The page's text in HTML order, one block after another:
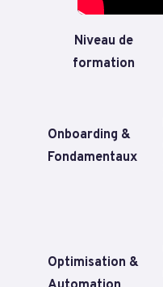
Niveau de
formation
Onboarding &
Fondamentaux
Optimisation &